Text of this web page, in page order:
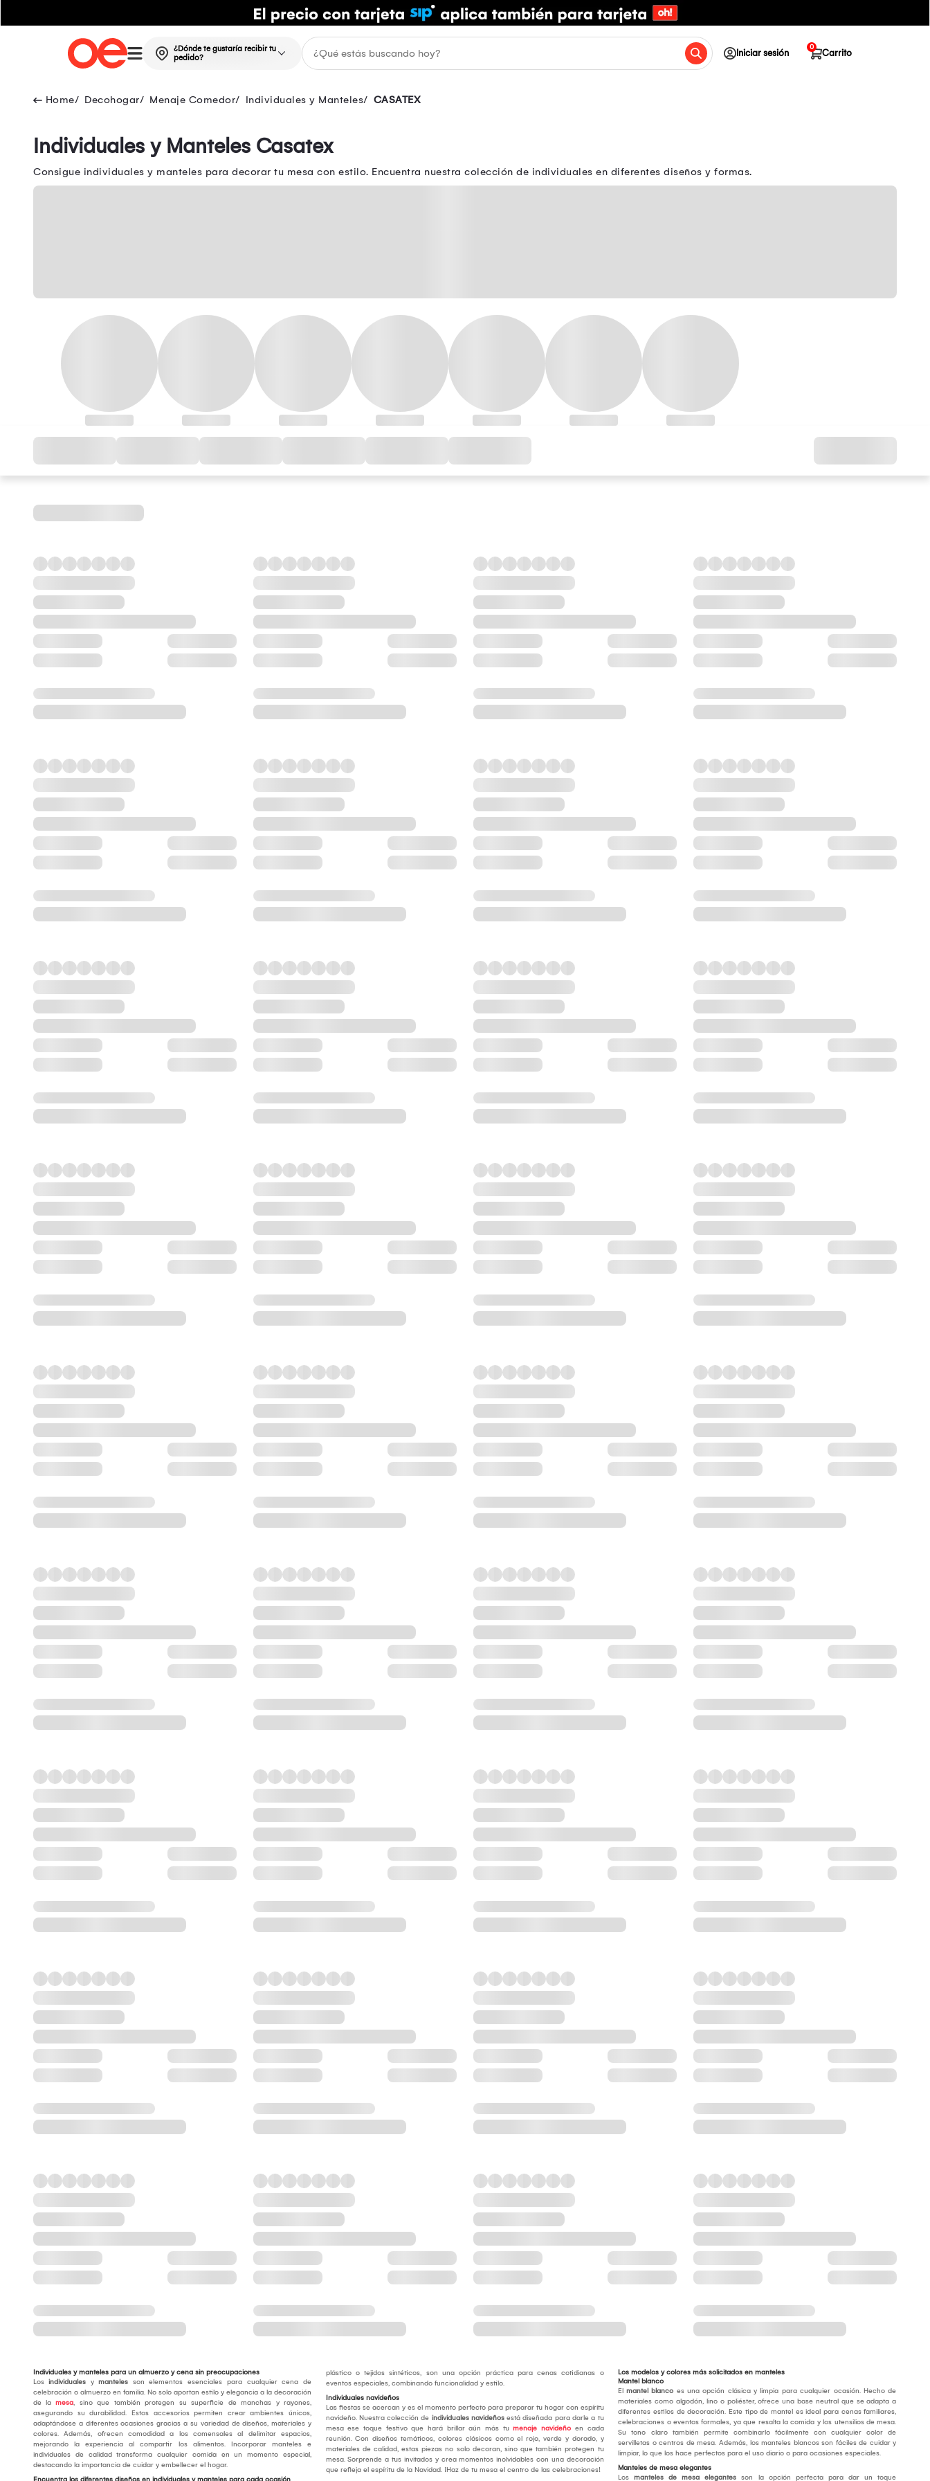
¿Dónde te gustaría recibir tu
pedido?
Iniciar sesión Carrito
0
Decohogar Menaje Comedor Individuales y Manteles CASATEX
Individuales y Manteles Casatex
Consigue individuales y manteles para decorar tu mesa con estilo. Encuentra nuestra colección de individuales en diferentes diseños y formas.
Individuales y manteles para un almuerzo y cena sin preocupaciones
Los individuales y manteles son elementos esenciales para cualquier cena de
celebración o almuerzo en familia. No solo aportan estilo y elegancia a la decoración
de la mesa, sino que también protegen su superficie de manchas y rayones,
asegurando su durabilidad. Estos accesorios permiten crear ambientes únicos,
adaptándose a diferentes ocasiones gracias a su variedad de diseños, materiales y
colores. Además, ofrecen comodidad a los comensales al delimitar espacios,
mejorando la experiencia al compartir los alimentos. Incorporar manteles e
individuales de calidad transforma cualquier comida en un momento especial,
destacando la importancia de cuidar y embellecer el hogar.
plástico o tejidos sintéticos, son una opción práctica para cenas cotidianas o
eventos especiales, combinando funcionalidad y estilo.
Individuales navideños
Las fiestas se acercan y es el momento perfecto para preparar tu hogar con espíritu
navideño. Nuestra colección de individuales navideñosestá diseñada para darle a tu
mesa ese toque festivo que hará brillar aún más tumenaje navideñoen cada
reunión. Con diseños temáticos, colores clásicos como el rojo, verde y dorado, y
materiales de calidad, estas piezas no solo decoran, sino que también protegen tu
mesa. Sorprende a tus invitados y crea momentos inolvidables con una decoración
que refleja el espíritu de la Navidad. ¡Haz de tu mesa el centro de las celebraciones!
Los modelos y colores más solicitados en manteles
Mantel blanco
Elmantel blanco es una opción clásica y limpia para cualquier ocasión. Hecho de
materiales como algodón, lino o poliéster, ofrece una base neutral que se adapta a
diferentes estilos de decoración. Este tipo de mantel es ideal para cenas familiares,
celebraciones o eventos formales, ya que resalta la comida y los utensilios de mesa.
Su tono claro también permite combinarlo fácilmente con cualquier color de
servilletas o centros de mesa. Además, los manteles blancos son fáciles de cuidar y
limpiar, lo que los hace perfectos para el uso diario o para ocasiones especiales.
Manteles de mesa elegantes
Losmanteles de mesa elegantes son la opción perfecta para dar un toque